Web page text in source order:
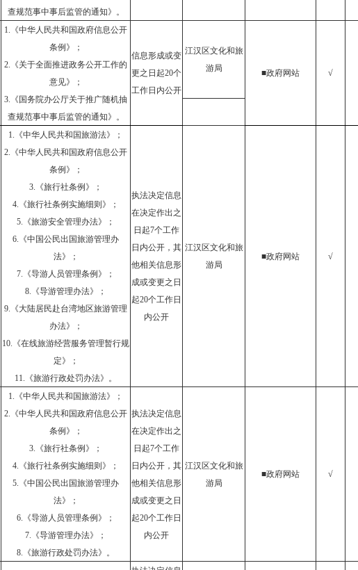
查规范事中事后监管的通知》。
1.《中华人民共和国政府信息公开
条例》；
2.《关于全面推进政务公开工作的
意见》；
3.《国务院办公厅关于推广随机抽
查规范事中事后监管的通知》。
信息形成或变
更之日起20个
工作日内公开
江汉区文化和旅
游局
■政府网站 √
1.《中华人民共和国旅游法》；
2.《中华人民共和国政府信息公开
条例》；
3.《旅行社条例》；
4.《旅行社条例实施细则》；
5.《旅游安全管理办法》；
6.《中国公民出国旅游管理办
法》；
7.《导游人员管理条例》；
8.《导游管理办法》；
9.《大陆居民赴台湾地区旅游管理
办法》；
10.《在线旅游经营服务管理暂行规
定》；
11.《旅游行政处罚办法》。
执法决定信息
在决定作出之
日起7个工作
日内公开，其
他相关信息形
成或变更之日
起20个工作日
内公开
江汉区文化和旅
游局
■政府网站 √
1.《中华人民共和国旅游法》；
2.《中华人民共和国政府信息公开
条例》；
3.《旅行社条例》；
4.《旅行社条例实施细则》；
5.《中国公民出国旅游管理办
法》；
6.《导游人员管理条例》；
7.《导游管理办法》；
8.《旅游行政处罚办法》。
执法决定信息
在决定作出之
日起7个工作
日内公开，其
他相关信息形
成或变更之日
起20个工作日
内公开
江汉区文化和旅
游局
■政府网站 √